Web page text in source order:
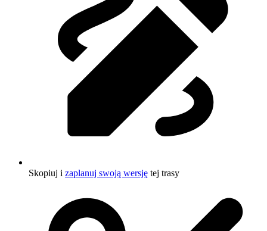
Skopiuj i zaplanuj swoją wersję tej trasy